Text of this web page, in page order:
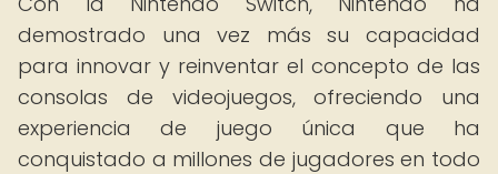
demostrado una vez más su capacidad
para innovar y reinventar el concepto de las
consolas de videojuegos, ofreciendo una
experiencia de juego única que ha
conquistado a millones de jugadores en todo